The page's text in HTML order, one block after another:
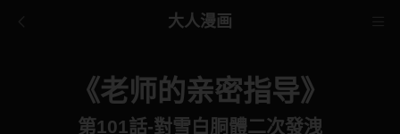
大人漫画
《老师的亲密指导》
第101話-對雪白胴體二次發洩